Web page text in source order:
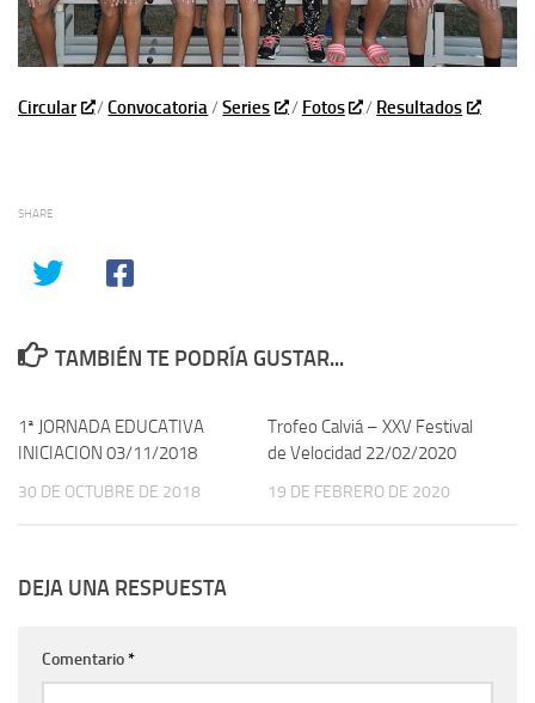
Circular /Convocatoria/Series / Fotos / Resultados
SHARE
TAMBIÉN TE PODRÍA GUSTAR...
1ª JORNADA EDUCATIVA
INICIACION 03/11/2018
30 DE OCTUBRE DE 2018
Trofeo Calviá – XXV Festival
de Velocidad 22/02/2020
19 DE FEBRERO DE 2020
DEJA UNA RESPUESTA
Comentario*